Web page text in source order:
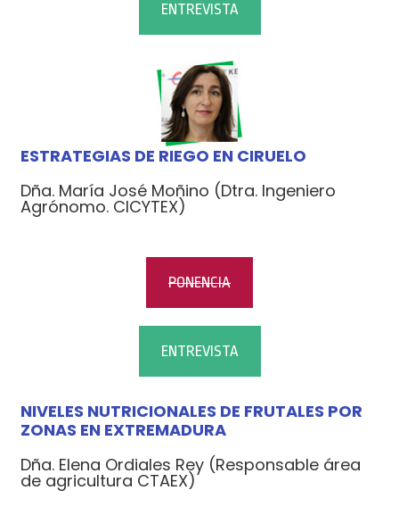
ENTREVISTA
ESTRATEGIAS DE RIEGO EN CIRUELO
Dña. María José Moñino (Dtra. Ingeniero
Agrónomo. CICYTEX)
PONENCIA
ENTREVISTA
NIVELES NUTRICIONALES DE FRUTALES POR
ZONAS EN EXTREMADURA
Dña. Elena Ordiales Rey (Responsable área
de agricultura CTAEX)